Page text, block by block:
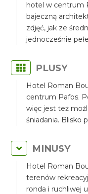
hotel w centrum
bajeczną
zdjęć, jak ze
jednocześnie
PLUSY
Hotel Roman
centrum Pafos.
więc jest też
śniadania. Blisko
MINUSY
Hotel Roman
terenów
ronda i ruchliwej